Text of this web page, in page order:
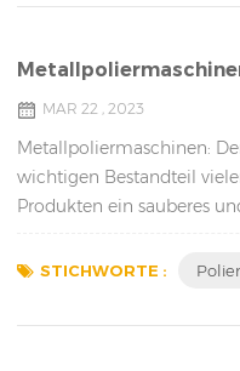
MAR 22 , 2023
Metallpoliermaschinen:
wichtigen Bestandteil
Produkten ein sauberes
STICHWORTE :